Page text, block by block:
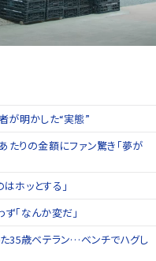
が明かした“実態”
りの金額にファン驚き「夢が
ホッとする」
「なんか変だ」
35歳ベテラン…ベンチでハグし